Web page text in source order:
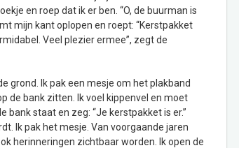
en roep dat ik er ben. “O, de buurman is
mijn kant oplopen en roept: “Kerstpakket
Veel plezier ermee”, zegt de
grond. Ik pak een mesje om het plakband
de bank zitten. Ik voel kippenvel en moet
bank staat en zeg: “Je kerstpakket is er.”
Ik pak het mesje. Van voorgaande jaren
herinneringen zichtbaar worden. Ik open de